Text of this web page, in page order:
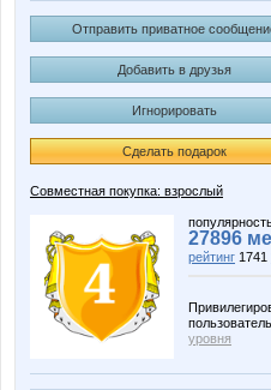
Отправить приватное
Добавить в друзья
Игнорировать
Сделать подарок
Совместная покупка: взрослый
27896
рейтинг 1741
пользователь
уровня